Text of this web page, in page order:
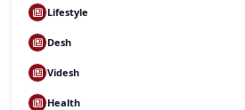
Lifestyle
Desh
Videsh
Health